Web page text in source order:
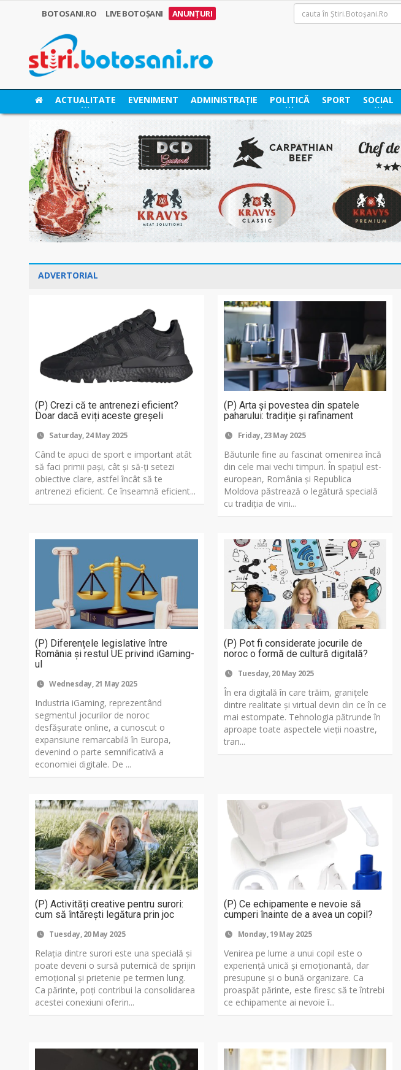
BOTOSANI.RO LIVE BOTOȘANI ANUNȚURI
ACTUALITATE EVENIMENT ADMINISTRAȚIE POLITICĂ SPORT SOCIAL
ADVERTORIAL
(P) Crezi că te antrenezi eficient?
Doar dacă eviți aceste greșeli
Saturday, 24 May 2025
Când te apuci de sport e important atât
să faci primii paşi, cât şi să-ţi setezi
obiective clare, astfel încât să te
antrenezi eficient. Ce înseamnă eficient...
(P) Arta și povestea din spatele
paharului: tradiție și rafinament
Friday, 23 May 2025
Băuturile fine au fascinat omenirea încă
din cele mai vechi timpuri. În spațiul est-
european, România și Republica
Moldova păstrează o legătură specială
cu tradiția de vini...
(P) Diferențele legislative între
România și restul UE privind iGaming-
ul
Wednesday, 21 May 2025
Industria iGaming, reprezentând
segmentul jocurilor de noroc
desfășurate online, a cunoscut o
expansiune remarcabilă în Europa,
devenind o parte semnificativă a
economiei digitale. De ...
(P) Pot fi considerate jocurile de
noroc o formă de cultură digitală?
Tuesday, 20 May 2025
În era digitală în care trăim, granițele
dintre realitate și virtual devin din ce în ce
mai estompate. Tehnologia pătrunde în
aproape toate aspectele vieții noastre,
tran...
(P) Activități creative pentru surori:
cum să întărești legătura prin joc
Tuesday, 20 May 2025
Relația dintre surori este una specială și
poate deveni o sursă puternică de sprijin
emoțional și prietenie pe termen lung.
Ca părinte, poți contribui la consolidarea
acestei conexiuni oferin...
(P) Ce echipamente e nevoie să
cumperi înainte de a avea un copil?
Monday, 19 May 2025
Venirea pe lume a unui copil este o
experiență unică și emoționantă, dar
presupune și o bună organizare. Ca
proaspăt părinte, este firesc să te întrebi
ce echipamente ai nevoie î...